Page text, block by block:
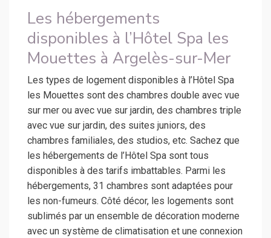
Les hébergements
disponibles à l’Hôtel Spa les
Mouettes à Argelès-sur-Mer
Les types de logement disponibles à l’Hôtel Spa
les Mouettes sont des chambres double avec vue
sur mer ou avec vue sur jardin, des chambres triple
avec vue sur jardin, des suites juniors, des
chambres familiales, des studios, etc. Sachez que
les hébergements de l’Hôtel Spa sont tous
disponibles à des tarifs imbattables. Parmi les
hébergements, 31 chambres sont adaptées pour
les non-fumeurs. Côté décor, les logements sont
sublimés par un ensemble de décoration moderne
avec un système de climatisation et une connexion